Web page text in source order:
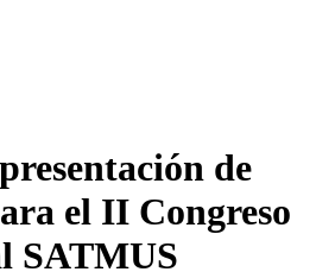
de
el II Congreso
SATMUS